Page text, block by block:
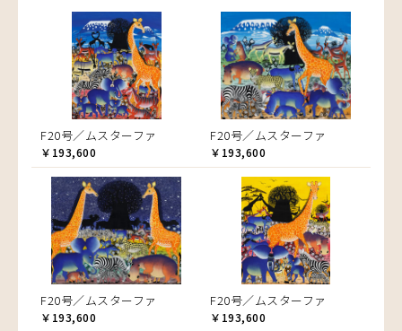
F20号／ムスターファ
￥193,600
F20号／ムスターファ
￥193,600
F20号／ムスターファ
￥193,600
F20号／ムスターファ
￥193,600